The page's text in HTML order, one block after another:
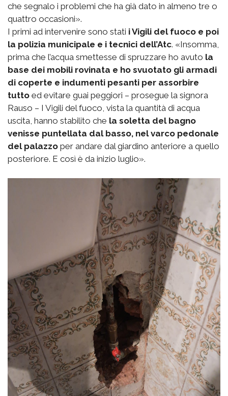
che segnalo i problemi che ha già dato in almeno tre o
quattro occasioni».
I primi ad intervenire sono stati i Vigili del fuoco e poi
la polizia municipale e i tecnici dell’Atc. «Insomma,
prima che l’acqua smettesse di spruzzare ho avuto la
base dei mobili rovinata e ho svuotato gli armadi
di coperte e indumenti pesanti per assorbire
tutto ed evitare guai peggiori – prosegue la signora
Rauso – I Vigili del fuoco, vista la quantità di acqua
uscita, hanno stabilito che la soletta del bagno
venisse puntellata dal basso, nel varco pedonale
del palazzo per andare dal giardino anteriore a quello
posteriore. E così è da inizio luglio».